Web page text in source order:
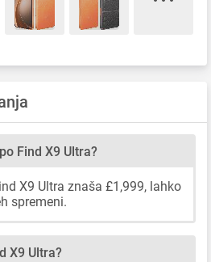
Find X9 Ultra?
X9 Ultra znaša £1,999, lahko
spremeni.
X9 Ultra?